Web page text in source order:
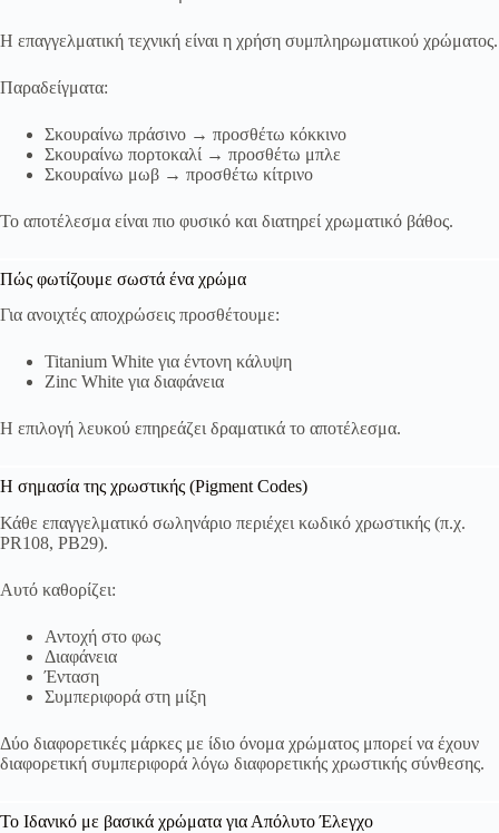
Η επαγγελματική τεχνική είναι η χρήση συμπληρωματικού χρώματος.
Παραδείγματα:
Σκουραίνω πράσινο → προσθέτω κόκκινο
Σκουραίνω πορτοκαλί → προσθέτω μπλε
Σκουραίνω μωβ → προσθέτω κίτρινο
Το αποτέλεσμα είναι πιο φυσικό και διατηρεί χρωματικό βάθος.
Πώς φωτίζουμε σωστά ένα χρώμα
Για ανοιχτές αποχρώσεις προσθέτουμε:
Titanium White για έντονη κάλυψη
Zinc White για διαφάνεια
Η επιλογή λευκού επηρεάζει δραματικά το αποτέλεσμα.
Η σημασία της χρωστικής (Pigment Codes)
Κάθε επαγγελματικό σωληνάριο περιέχει κωδικό χρωστικής (π.χ.
PR108, PB29).
Αυτό καθορίζει:
Αντοχή στο φως
Διαφάνεια
Ένταση
Συμπεριφορά στη μίξη
Δύο διαφορετικές μάρκες με ίδιο όνομα χρώματος μπορεί να έχουν
διαφορετική συμπεριφορά λόγω διαφορετικής χρωστικής σύνθεσης.
Το Ιδανικό με βασικά χρώματα για Απόλυτο Έλεγχο